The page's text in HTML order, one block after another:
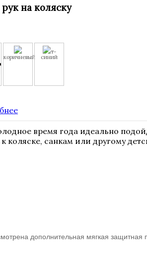
на коляску
коричневый
т-
синий
время года идеально
санкам или другому
дополнительная мягкая защитная